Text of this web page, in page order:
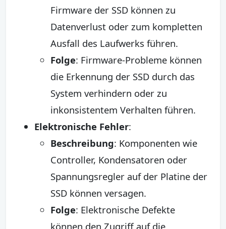
Firmware der SSD können zu
Datenverlust oder zum kompletten
Ausfall des Laufwerks führen.
Folge: Firmware-Probleme können
die Erkennung der SSD durch das
System verhindern oder zu
inkonsistentem Verhalten führen.
Elektronische Fehler:
Beschreibung: Komponenten wie
Controller, Kondensatoren oder
Spannungsregler auf der Platine der
SSD können versagen.
Folge: Elektronische Defekte
können den Zugriff auf die